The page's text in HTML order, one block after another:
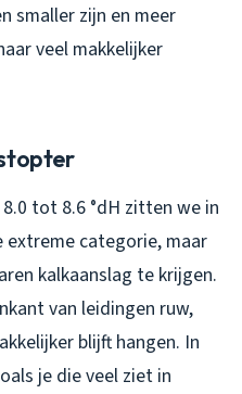
smaller zijn en meer
veel makkelijker
tot 8.6 °dH zitten we in
extreme categorie, maar
kalkaanslag te krijgen.
van leidingen ruw,
blijft hangen. In
je die veel ziet in